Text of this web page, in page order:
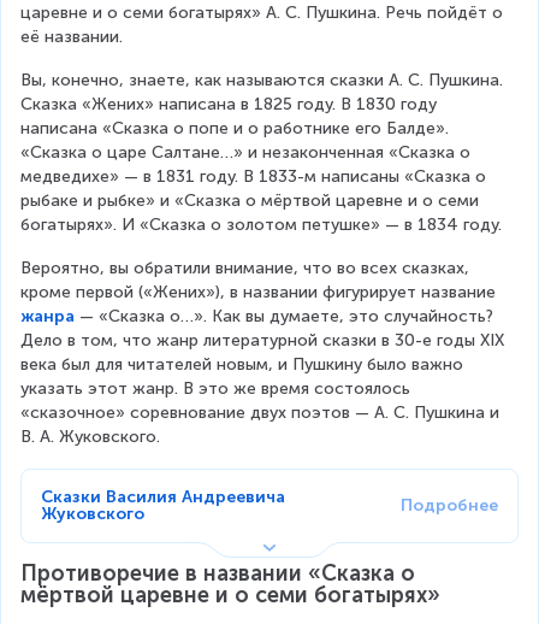
царевне и о семи богатырях» А. С. Пушкина. Речь пойдёт о
её названии.
Вы, конечно, знаете, как называются сказки А. С. Пушкина.
Сказка «Жених» написана в 1825 году. В 1830 году
написана «Сказка о попе и о работнике его Балде».
«Сказка о царе Салтане…» и незаконченная «Сказка о
медведихе» — в 1831 году. В 1833-м написаны «Сказка о
рыбаке и рыбке» и «Сказка о мёртвой царевне и о семи
богатырях». И «Сказка о золотом петушке» — в 1834 году.
Вероятно, вы обратили внимание, что во всех сказках,
кроме первой («Жених»), в названии фигурирует название
жанра — «Сказка о…». Как вы думаете, это случайность?
Дело в том, что жанр литературной сказки в 30-е годы XIX
века был для читателей новым, и Пушкину было важно
указать этот жанр. В это же время состоялось
«сказочное» соревнование двух поэтов — А. С. Пушкина и
В. А. Жуковского.
Сказки Василия Андреевича
Жуковского
Противоречие в названии «Сказка о
мёртвой царевне и о семи богатырях»